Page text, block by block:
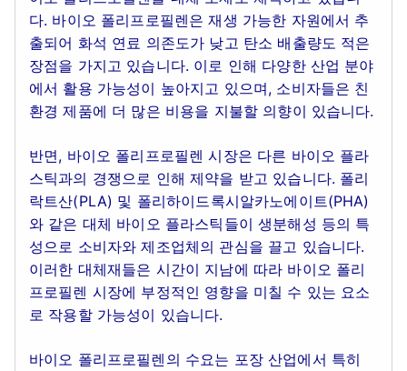
다. 바이오 폴리프로필렌은 재생 가능한 자원에서 추
출되어 화석 연료 의존도가 낮고 탄소 배출량도 적은
장점을 가지고 있습니다. 이로 인해 다양한 산업 분야
에서 활용 가능성이 높아지고 있으며, 소비자들은 친
환경 제품에 더 많은 비용을 지불할 의향이 있습니다.
반면, 바이오 폴리프로필렌 시장은 다른 바이오 플라
스틱과의 경쟁으로 인해 제약을 받고 있습니다. 폴리
락트산(PLA) 및 폴리하이드록시알카노에이트(PHA)
와 같은 대체 바이오 플라스틱들이 생분해성 등의 특
성으로 소비자와 제조업체의 관심을 끌고 있습니다.
이러한 대체재들은 시간이 지남에 따라 바이오 폴리
프로필렌 시장에 부정적인 영향을 미칠 수 있는 요소
로 작용할 가능성이 있습니다.
바이오 폴리프로필렌의 수요는 포장 산업에서 특히